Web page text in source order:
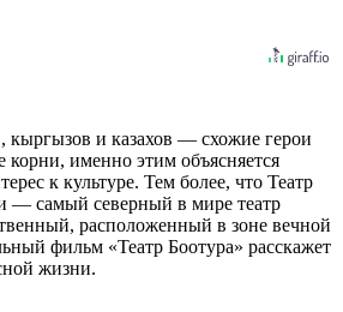
кыргызов и казахов — схожие герои
корни, именно этим объясняется
к культуре. Тем более, что Театр
— самый северный в мире театр
расположенный в зоне вечной
фильм «Театр Боотура» расскажет
жизни.